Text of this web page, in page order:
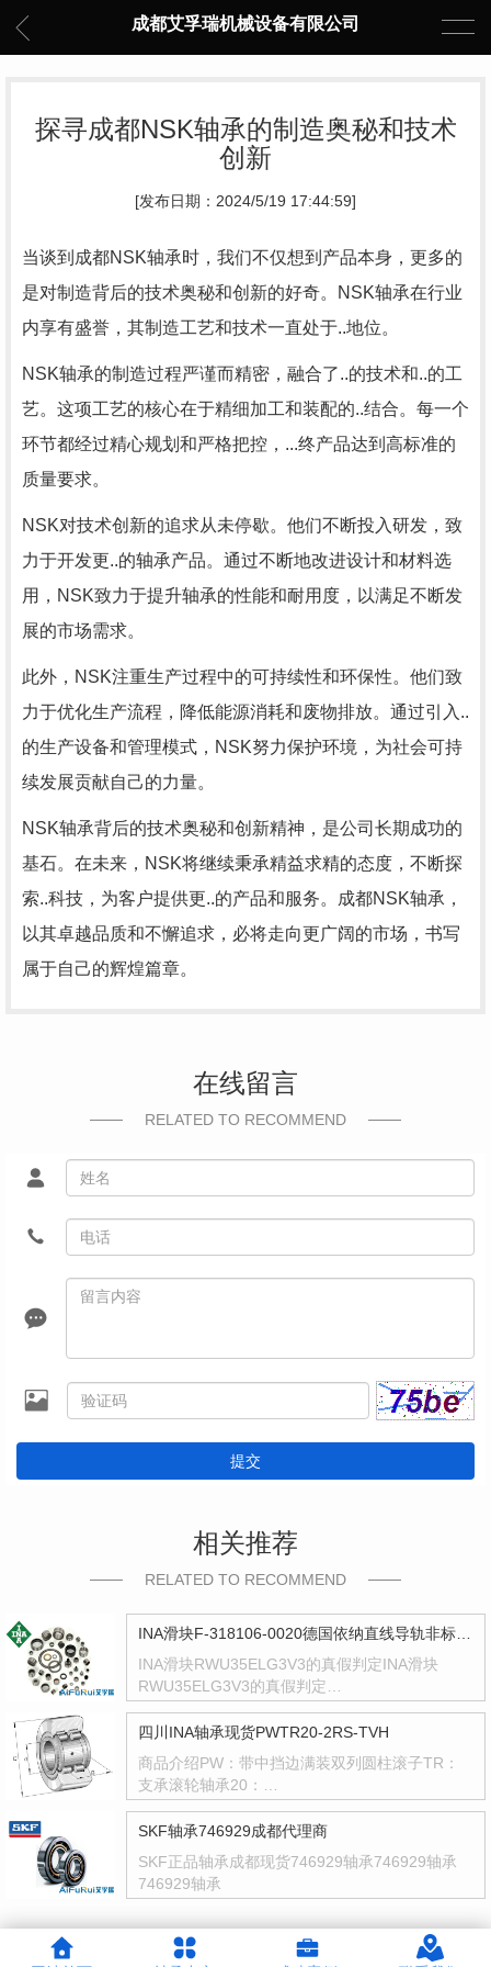
成都艾孚瑞机械设备有限公司
探寻成都NSK轴承的制造奥秘和技术
创新
[发布日期：2024/5/19 17:44:59]
当谈到成都NSK轴承时，我们不仅想到产品本身，更多的
是对制造背后的技术奥秘和创新的好奇。NSK轴承在行业
内享有盛誉，其制造工艺和技术一直处于..地位。
NSK轴承的制造过程严谨而精密，融合了..的技术和..的工
艺。这项工艺的核心在于精细加工和装配的..结合。每一个
环节都经过精心规划和严格把控，...终产品达到高标准的
质量要求。
NSK对技术创新的追求从未停歇。他们不断投入研发，致
力于开发更..的轴承产品。通过不断地改进设计和材料选
用，NSK致力于提升轴承的性能和耐用度，以满足不断发
展的市场需求。
此外，NSK注重生产过程中的可持续性和环保性。他们致
力于优化生产流程，降低能源消耗和废物排放。通过引入..
的生产设备和管理模式，NSK努力保护环境，为社会可持
续发展贡献自己的力量。
NSK轴承背后的技术奥秘和创新精神，是公司长期成功的
基石。在未来，NSK将继续秉承精益求精的态度，不断探
索..科技，为客户提供更..的产品和服务。成都NSK轴承，
以其卓越品质和不懈追求，必将走向更广阔的市场，书写
属于自己的辉煌篇章。
在线留言
RELATED TO RECOMMEND
提交
相关推荐
RELATED TO RECOMMEND
INA滑块RWU35ELG3V3的真假判定INA滑块
RWU35ELG3V3的真假判定…
四川INA轴承现货PWTR20-2RS-TVH
商品介绍PW：带中挡边满装双列圆柱滚子TR：
支承滚轮轴承20：…
SKF轴承746929成都代理商
SKF正品轴承成都现货746929轴承746929轴承
746929轴承